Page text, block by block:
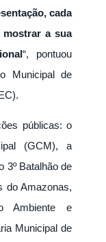
cada
a sua
“, pontuou
Municipal de
públicas: o
(GCM), a
3º Batalhão de
do Amazonas,
Ambiente e
Municipal de